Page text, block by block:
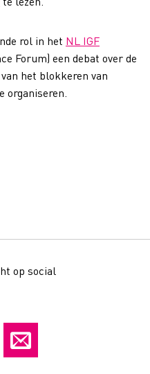
rol in het NL IGF
Forum) een debat over de
het blokkeren van
organiseren.
op social